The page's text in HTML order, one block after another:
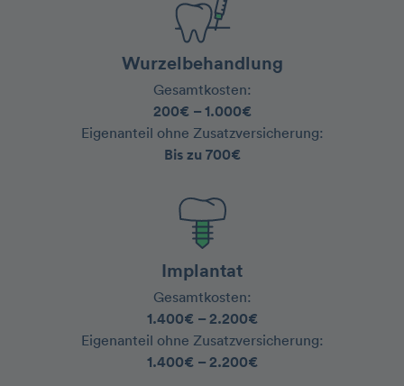
Wurzelbehandlung
Gesamtkosten:
200€ – 1.000€
‍Eigenanteil ohne Zusatzversicherung:
Bis zu 700€
Implantat
Gesamtkosten:
1.400€ – 2.200€
‍Eigenanteil ohne Zusatzversicherung:
1.400€ – 2.200€